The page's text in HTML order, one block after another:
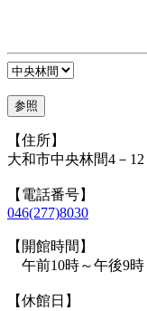
【住所】
大和市中央林間4－
【電話番号】
046(277)8030
【開館時間】
午前10時～午後9時
【休館日】